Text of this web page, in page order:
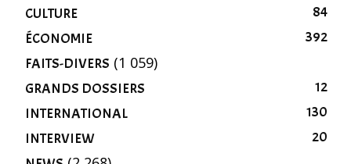
CULTURE
84
ÉCONOMIE
392
FAITS-DIVERS (1 059)
GRANDS DOSSIERS
12
INTERNATIONAL
130
INTERVIEW
20